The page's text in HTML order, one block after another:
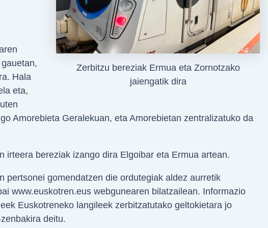
Zerbitzu bereziak Ermua eta Zornotzako
jaiengatik dira
Hala
eta,
Amorebieta Geralekuan, eta Amorebietan zentralizatuko da
irteera bereziak izango dira Elgoibar eta Ermua artean.
pertsonei gomendatzen die ordutegiak aldez aurretik
www.euskotren.eus webgunearen bilatzailean. Informazio
Euskotreneko langileek zerbitzatutako geltokietara jo
deitu.